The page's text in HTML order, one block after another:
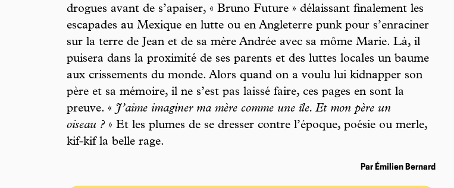
drogues avant de s’apaiser, « Bruno Future » délaissant finalement les
escapades au Mexique en lutte ou en Angleterre punk pour s’enraciner
sur la terre de Jean et de sa mère Andrée avec sa môme Marie. Là, il
puisera dans la proximité de ses parents et des luttes locales un baume
aux crissements du monde. Alors quand on a voulu lui kidnapper son
père et sa mémoire, il ne s’est pas laissé faire, ces pages en sont la
preuve. «J’aime imaginer ma mère comme une île. Et mon père un
oiseau ? » Et les plumes de se dresser contre l’époque, poésie ou merle,
kif-kif la belle rage.
Par Émilien Bernard